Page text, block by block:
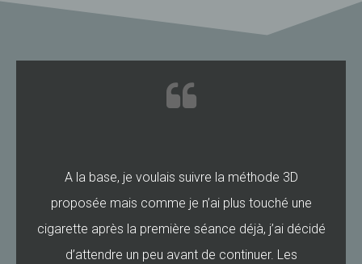
A la base, je voulais suivre la méthode 3D
proposée mais comme je n’ai plus touché une
cigarette après la première séance déjà, j’ai décidé
d’attendre un peu avant de continuer. Les